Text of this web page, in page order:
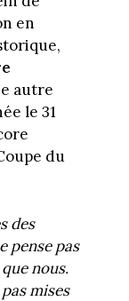
en
autre
le 31
du
des
pense pas
nous.
mises